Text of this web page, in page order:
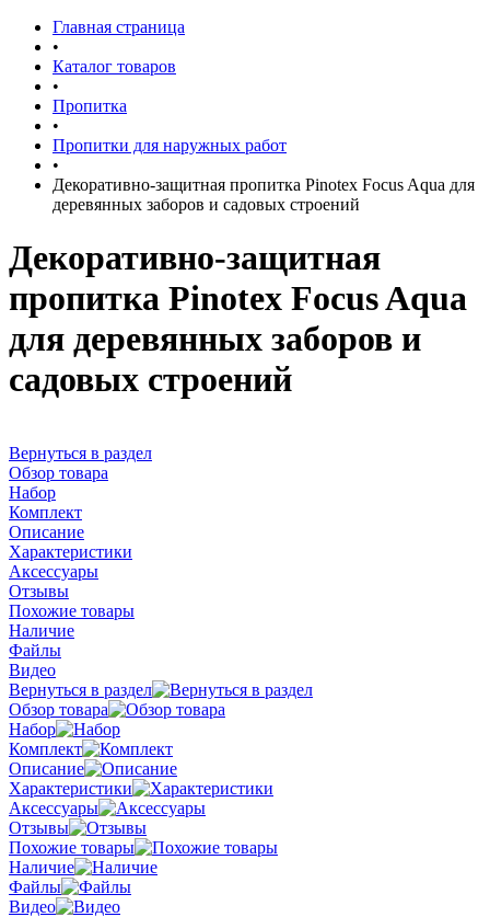
Главная страница
•
Каталог товаров
•
Пропитка
•
Пропитки для наружных работ
•
Декоративно-защитная пропитка Pinotex Focus Aqua для
деревянных заборов и садовых строений
Декоративно-защитная
пропитка Pinotex Focus Aqua
для деревянных заборов и
садовых строений
Вернуться в раздел
Обзор товара
Набор
Комплект
Описание
Характеристики
Аксессуары
Отзывы
Похожие товары
Наличие
Файлы
Видео
Вернуться в раздел
Обзор товара
Набор
Комплект
Описание
Характеристики
Аксессуары
Отзывы
Похожие товары
Наличие
Файлы
Видео